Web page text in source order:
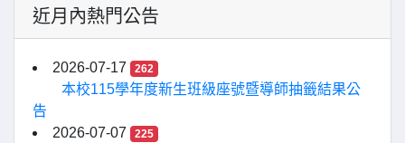
近月內熱門公告
2026-07-17 262
本校115學年度新生班級座號暨導師抽籤結果公
告
2026-07-07
225